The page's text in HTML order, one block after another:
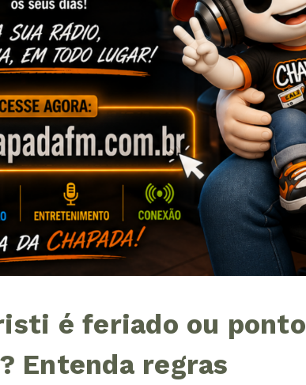
é feriado ou ponto
Entenda regras